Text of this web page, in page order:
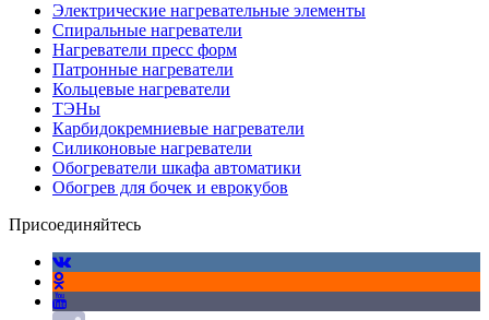
Электрические нагревательные элементы
Спиральные нагреватели
Нагреватели пресс форм
Патронные нагреватели
Кольцевые нагреватели
ТЭНы
Карбидокремниевые нагреватели
Силиконовые нагреватели
Обогреватели шкафа автоматики
Обогрев для бочек и еврокубов
Присоединяйтесь